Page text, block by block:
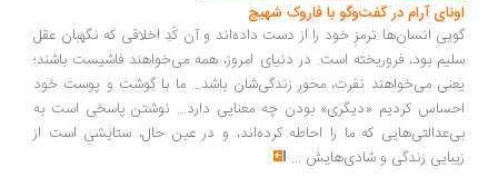
اونای آرام در گفت‌وگو با فاروک شهیچ‭
گویی انسان‌ها ترمزِ خود را از دست داده‌اند و آن کُدِ اخلاقی که نگهبان عقل
سلیم بود، فروریخته است. در دنیای امروز، همه می‌خواهند فاشیست باشند؛
یعنی می‌خواهند نفرت، محورِ زندگی‌شان باشد... ما با گوشت و پوست خود
احساس کردیم «دیگری» بودن چه معنایی دارد... نوشتن پاسخی است به
بی‌عدالتی‌هایی که ما را احاطه کرده‌اند، و در عین حال، ستایشی است از
زیبایی زندگی و شادی‌هایش ...